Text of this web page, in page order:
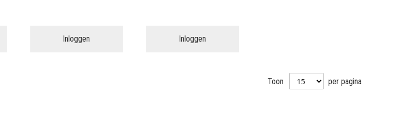
Inloggen Inloggen
Toon per pagina